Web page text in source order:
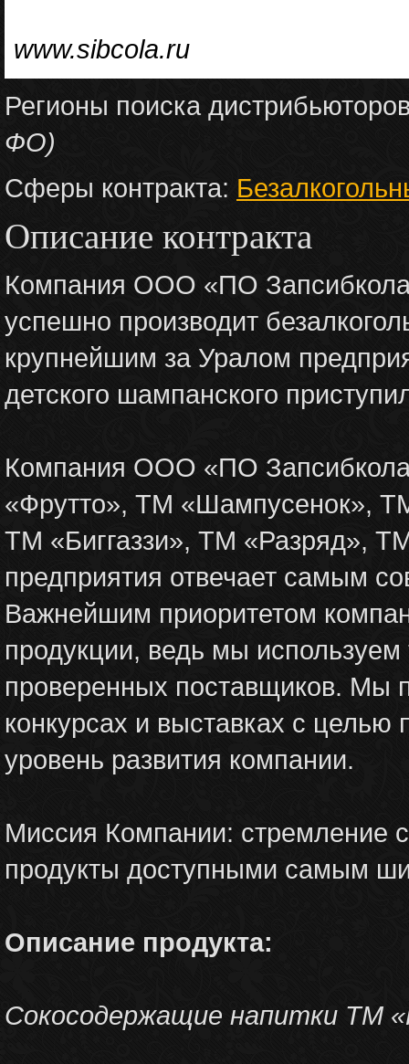
www.sibcola.ru
Регионы поиска
ФО)
Сферы контракта:
Описание контракта
Компания ООО «ПО
успешно производит
крупнейшим за Уралом
детского шампанского
Компания ООО «ПО
«Фрутто», ТМ «Шампусенок»,
ТМ «Биггаззи», ТМ «Разряд»,
предприятия отвечает самым
Важнейшим приоритетом
продукции, ведь мы используем
проверенных поставщиков. Мы
конкурсах и выставках с
уровень развития компании.
Миссия Компании: стремление
продукты доступными самым
Описание продукта:
Сокосодержащие напитки ТМ